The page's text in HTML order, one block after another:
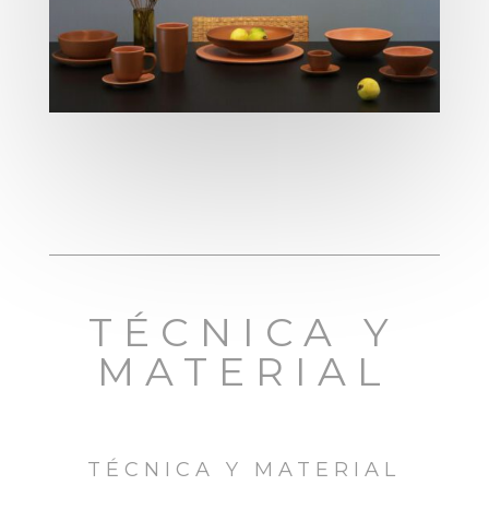
TÉCNICA Y
MATERIAL
TÉCNICA Y MATERIAL